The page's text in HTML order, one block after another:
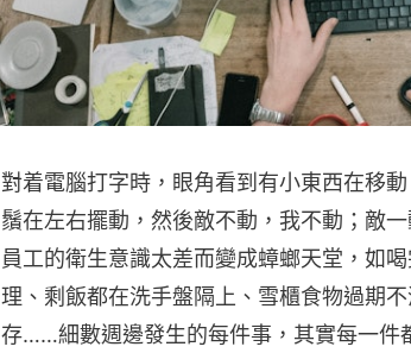
對着電腦打字時，眼角看到有小東西在移
鬚在左右擺動，然後敵不動，我不動；敵
員工的衛生意識太差而變成蟑螂天堂，如
理、剩飯都在洗手盤隔上、雪櫃食物過期
存……細數週邊發生的每件事，其實每一件